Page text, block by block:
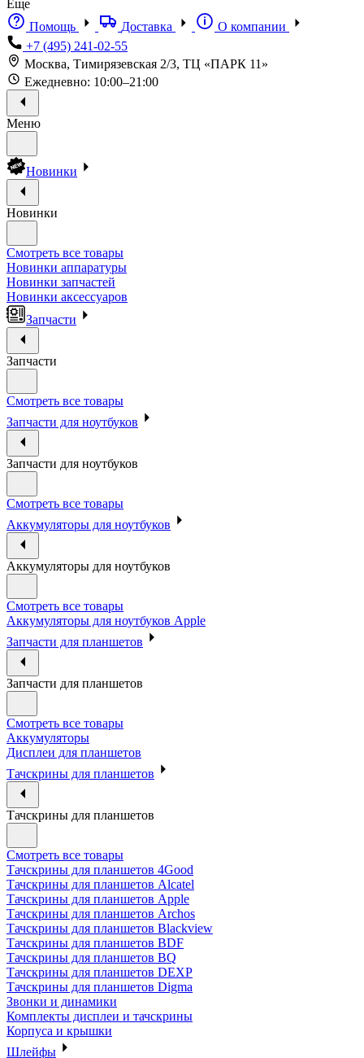
Еще
Помощь
Доставка
О компании
+7 (495) 241-02-55
Москва, Тимирязевская 2/3, ТЦ «ПАРК 11»
Ежедневно: 10:00–21:00
Меню
Новинки
Новинки
Смотреть все товары
Новинки аппаратуры
Новинки запчастей
Новинки аксессуаров
Запчасти
Запчасти
Смотреть все товары
Запчасти для ноутбуков
Запчасти для ноутбуков
Смотреть все товары
Аккумуляторы для ноутбуков
Аккумуляторы для ноутбуков
Смотреть все товары
Аккумуляторы для ноутбуков Apple
Запчасти для планшетов
Запчасти для планшетов
Смотреть все товары
Аккумуляторы
Дисплеи для планшетов
Тачскрины для планшетов
Тачскрины для планшетов
Смотреть все товары
Тачскрины для планшетов 4Good
Тачскрины для планшетов Alcatel
Тачскрины для планшетов Apple
Тачскрины для планшетов Archos
Тачскрины для планшетов Blackview
Тачскрины для планшетов BDF
Тачскрины для планшетов BQ
Тачскрины для планшетов DEXP
Тачскрины для планшетов Digma
Звонки и динамики
Комплекты дисплеи и тачскрины
Корпуса и крышки
Шлейфы